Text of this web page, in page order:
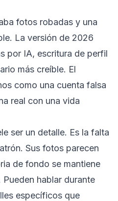
fotos robadas y una
La versión de 2026
por IA, escritura de perfil
más creíble. El
como una cuenta falsa
real con una vida
ser un detalle. Es la falta
Sus fotos parecen
de fondo se mantiene
hablar durante
específicos que